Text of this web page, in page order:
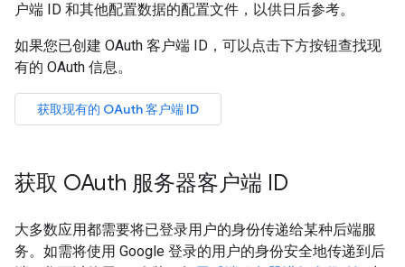
户端 ID 和其他配置数据的配置文件，以供日后参考。
如果您已创建 OAuth 客户端 ID，可以点击下方按钮查找现
有的 OAuth 信息。
获取现有的 OAuth 客户端 ID
获取 OAuth 服务器客户端 ID
大多数应用都需要将已登录用户的身份传递给某种后端服
务。如需将使用 Google 登录的用户的身份安全地传递到后